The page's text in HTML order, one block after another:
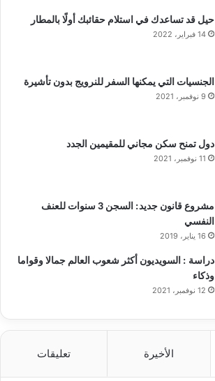
حيل قد تساعدك في استلام حقائبك أولًا بالمطار
14 فبراير، 2022
الجنسيات التي يمكنها السفر للنرويج بدون تأشيرة
9 نوفمبر، 2021
دول تمنح سكن مجاني للمقيمين الجدد
11 نوفمبر، 2021
مشروع قانون جديد: السجن 3 سنوات للعنف
النفسي
16 يناير، 2019
دراسة : السويديون أكثر شعوب العالم جمالا وقواما
وذكاء
12 نوفمبر، 2021
الأخيرة تعليقات